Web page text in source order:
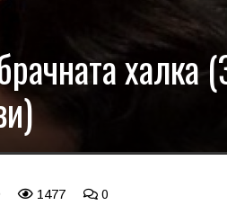
халка
1477 0